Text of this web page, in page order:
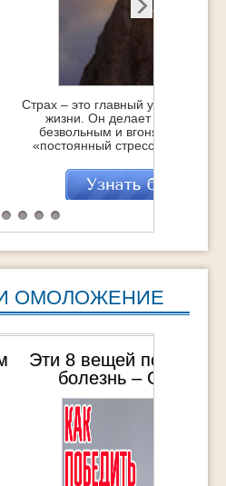
людей еще при
человека слабым,
его в состояние
и негатив», которое
саму жизнь…
Но с другой – это
стать сильнее,
и получить заряд
на очень большое
ОМОЛОЖЕНИЕ
ЛЮБУЮ
человека,
общих наркоза